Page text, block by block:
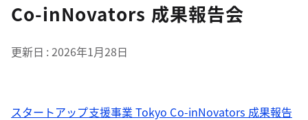
Co-inNovators 成果報告会
更新日 2026年1月28日
スタートアップ支援事業 Tokyo Co-inNovators 成果報告